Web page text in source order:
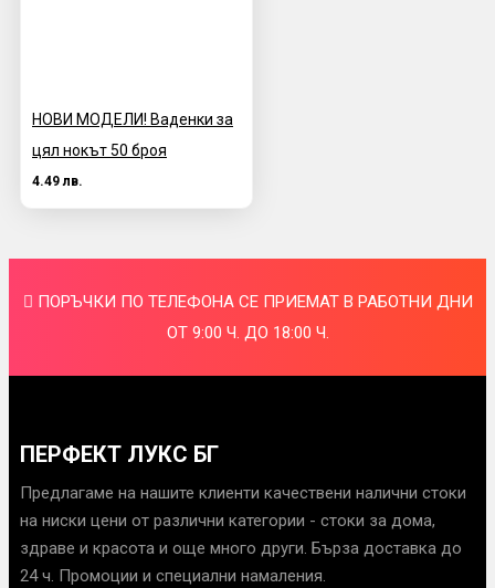
НОВИ МОДЕЛИ! Ваденки за
цял нокът 50 броя
4.49 лв.
ПОРЪЧКИ ПО ТЕЛЕФОНА СЕ ПРИЕМАТ В РАБОТНИ ДНИ
ОТ 9:00 Ч. ДО 18:00 Ч.
ПЕРФЕКТ ЛУКС БГ
Предлагаме на нашите клиенти качествени налични стоки
на ниски цени от различни категории - стоки за дома,
здраве и красота и още много други. Бърза доставка до
24 ч. Промоции и специални намаления.